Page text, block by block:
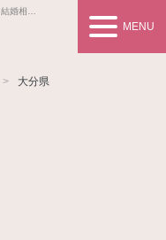
結婚相談所事業者情報や婚活お見合いの悩み、対策を紹介します。
MENU
大分県